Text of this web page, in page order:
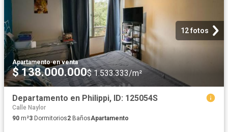
12 fotos
Apartamento·en venta
$ 138.000.000$ 1.533.333/m²
Departamento en Philippi, ID: 125054S
Calle Naylor
90 m²3 Dormitorios2 BañosApartamento